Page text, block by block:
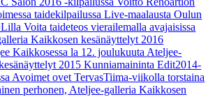
taidekilpailussaLive-maalausta Oulun
Voita taideteos vierailemalla avajaisissa
Kaikkosen kesänäyttelyt 2016
Kaikkosessa la 12. joulukuuta Ateljee-
2015Kunniamaininta Edit2014-
Avoimet ovet TervasTiima-viikolla torstaina
perhonen, Ateljee-galleria Kaikkosen